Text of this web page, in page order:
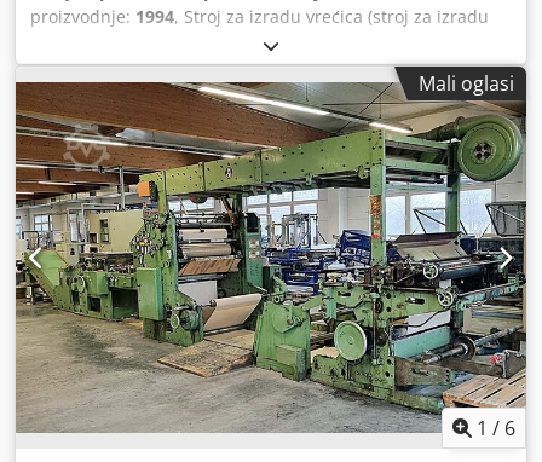
proizvodnje: 1994, Stroj za izradu vrećica (stroj za izradu
industrijskih vrećica) Seydel je dostupan. Radna širina:
1020 mm, zatvaranje omotačem: jednostrano/obostrano.
Uključujući kartonsku prirubnicu za ubacivanje i stol za
odlaganje s pultom i ulagačem. Moguć je obilazak na licu
mjesta. Csdpsvtqq Isfx Agkorf
Mali oglasi
1 / 6